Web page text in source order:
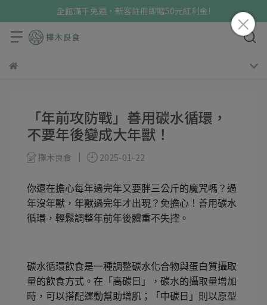
全館滿千免運，新客註冊即贈50元紅利金!
「年前攻防戰」善用碳水循環，
不要年後變成大年獸！
擇木良食 2025-01-22
你還在擔心每年過完年又要胖三公斤的魔咒嗎？過
年沒年獸，年獸過完年才出現？免擔心！善用碳水
循環，輕鬆調整年前年後體重不失控。
碳水循環飲食是一種調整碳水化合物與蛋白質攝取
量的飲食方式。在「高碳日」，碳水的攝取量增加
時，可以搭配運動幫助增肌；「中碳日」則以原型